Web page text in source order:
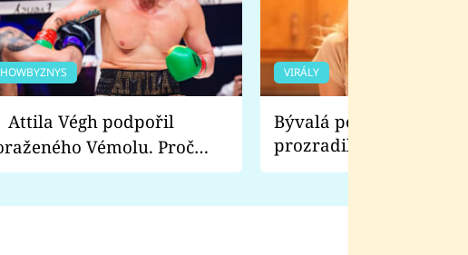
Vémolu. Proč
raději zápasit s ním než
VIRÁLY
Bývalá pornoherečka
prozradila, co ji
natáčení Euforie.